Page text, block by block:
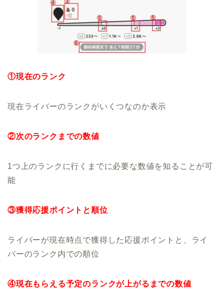
①現在のランク
現在ライバーのランクがいくつなのか表示
②次のランクまでの数値
1つ上のランクに行くまでに必要な数値を知ることが可
能
③獲得応援ポイントと順位
ライバーが現在時点で獲得した応援ポイントと、ライ
バーのランク内での順位
④現在もらえる予定のランクが上がるまでの数値